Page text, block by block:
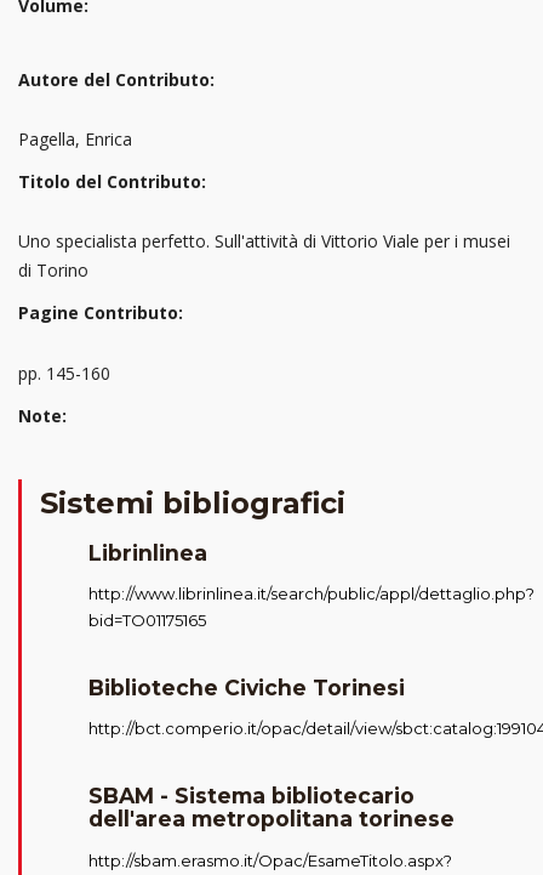
Volume:
Autore del Contributo:
Pagella, Enrica
Titolo del Contributo:
Uno specialista perfetto. Sull'attività di Vittorio Viale per i musei
di Torino
Pagine Contributo:
pp. 145-160
Note:
Sistemi bibliografici
Librinlinea
http://www.librinlinea.it/search/public/appl/dettaglio.php?
bid=TO01175165
Biblioteche Civiche Torinesi
http://bct.comperio.it/opac/detail/view/
SBAM - Sistema bibliotecario
dell'area metropolitana torinese
http://sbam.erasmo.it/Opac/EsameTitolo.aspx?